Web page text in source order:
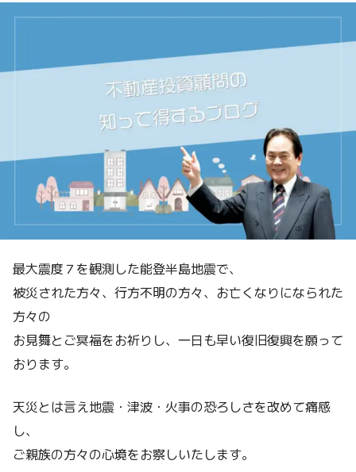
最大震度７を観測した能登半島地震で、
被災された方々、行方不明の方々、お亡くなりになられた
方々の
お見舞とご冥福をお祈りし、一日も早い復旧復興を願って
おります。
天災とは言え地震・津波・火事の恐ろしさを改めて痛感
し、
ご親族の方々の心境をお察しいたします。